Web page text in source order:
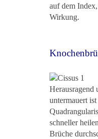
auf dem
Wirkung.
Herausragend
untermauert
schneller
Brüche